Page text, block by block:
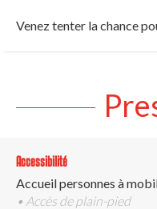
Venez tenter la chance
Accessibilité
Accueil personnes à
• Accès de plain-pied